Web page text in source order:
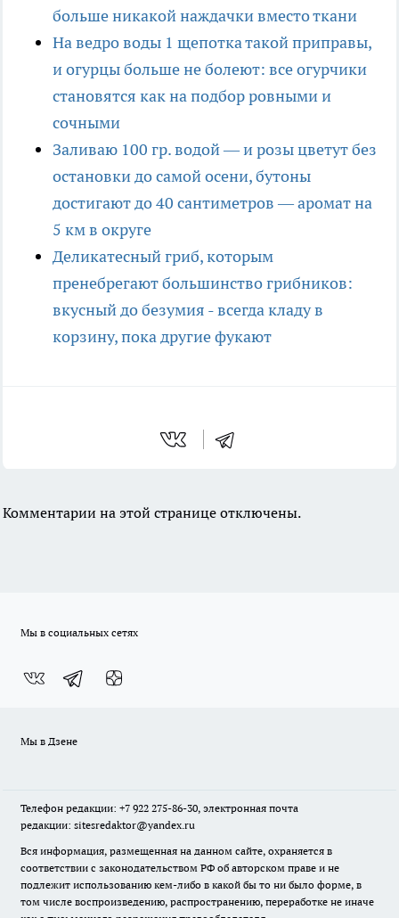
больше никакой наждачки вместо ткани
На ведро воды 1 щепотка такой приправы,
и огурцы больше не болеют: все огурчики
становятся как на подбор ровными и
сочными
Заливаю 100 гр. водой — и розы цветут без
остановки до самой осени, бутоны
достигают до 40 сантиметров — аромат на
5 км в округе
Деликатесный гриб, которым
пренебрегают большинство грибников:
вкусный до безумия - всегда кладу в
корзину, пока другие фукают
Комментарии на этой странице отключены.
Мы в социальных сетях
Мы в Дзене
Телефон редакции: +7 922 275-86-30, электронная почта
редакции: sitesredaktor@yandex.ru
Вся информация, размещенная на данном сайте, охраняется в
соответствии с законодательством РФ об авторском праве и не
подлежит использованию кем-либо в какой бы то ни было форме, в
том числе воспроизведению, распространению, переработке не иначе